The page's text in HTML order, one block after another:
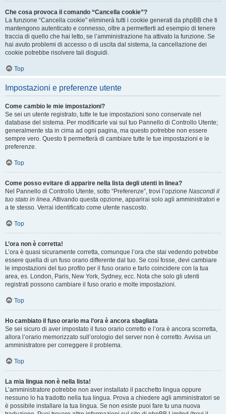
Che cosa provoca il comando “Cancella cookie”?
La funzione “Cancella cookie” eliminerà tutti i cookie generati da phpBB che ti
mantengono autenticato e connesso, oltre a permetterti ad esempio di tenere
traccia di quello che hai letto, se l’amministrazione ha attivato la funzione. Se
hai avuto problemi di accesso o di uscita dal sistema, la cancellazione dei
cookie potrebbe risolvere tali disguidi.
Top
Impostazioni e preferenze utente
Come cambio le mie impostazioni?
Se sei un utente registrato, tutte le tue impostazioni sono conservate nel
database del sistema. Per modificarle vai sul tuo Pannello di Controllo Utente;
generalmente sta in cima ad ogni pagina, ma questo potrebbe non essere
sempre vero. Questo ti permetterà di cambiare tutte le tue impostazioni e le
preferenze.
Top
Come posso evitare di apparire nella lista degli utenti in linea?
Nel Pannello di Controllo Utente, sotto “Preferenze”, trovi l’opzione Nascondi il
tuo stato in linea. Attivando questa opzione, apparirai solo agli amministratori e
a te stesso. Verrai identificato come utente nascosto.
Top
L’ora non è corretta!
L’ora è quasi sicuramente corretta, comunque l’ora che stai vedendo potrebbe
essere quella di un fuso orario differente dal tuo. Se così fosse, devi cambiare
le impostazioni del tuo profilo per il fuso orario e farlo coincidere con la tua
area, es. London, Paris, New York, Sydney, ecc. Nota che solo gli utenti
registrati possono cambiare il fuso orario e molte impostazioni.
Top
Ho cambiato il fuso orario ma l’ora è ancora sbagliata
Se sei sicuro di aver impostato il fuso orario corretto e l’ora è ancora scorretta,
allora l’orario memorizzato sull’orologio del server non è corretto. Avvisa un
amministratore per correggere il problema.
Top
La mia lingua non è nella lista!
L’amministratore potrebbe non aver installato il pacchetto lingua oppure
nessuno lo ha tradotto nella tua lingua. Prova a chiedere agli amministratori se
è possibile installare la tua lingua. Se non esiste puoi fare tu una nuova